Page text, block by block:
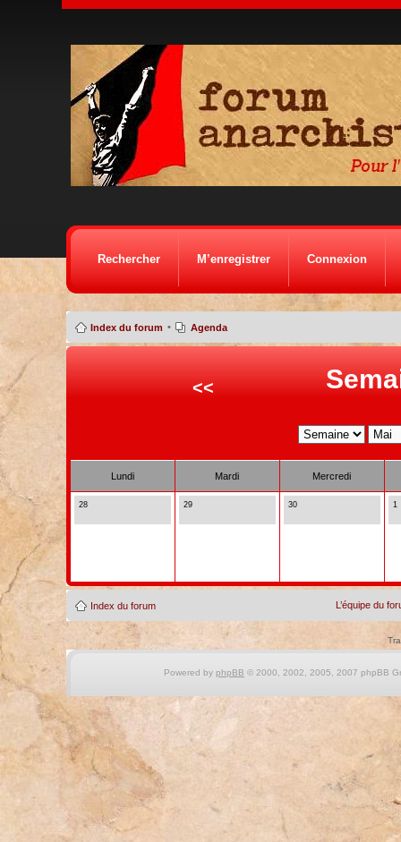
Rechercher M’enregistrer Connexion
Index du forum • Agenda
<<
Lundi Mardi Mercredi
28 29 30 1
Index du forum L’équipe du
Powered by phpBB © 2000, 2002, 2005, 2007 phpBB